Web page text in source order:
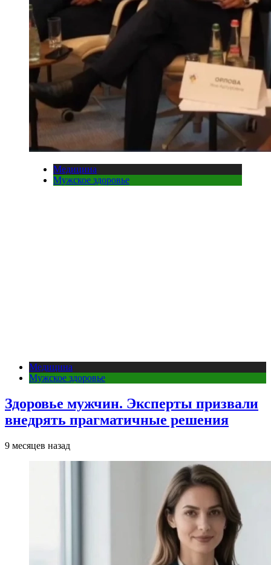
Медицина
Мужское здоровье
Медицина
Мужское здоровье
Здоровье мужчин. Эксперты призвали
внедрять прагматичные решения
9 месяцев назад